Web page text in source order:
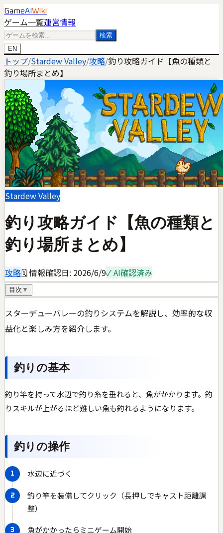
GameAI Wiki
ゲーム一覧運営情報
検索
EN
トップ/Stardew Valley/攻略/釣り攻略ガイド【魚の種類と
釣り場所まとめ】
Stardew Valley
釣り攻略ガイド【魚の種類と
釣り場所まとめ】
攻略🗓 情報確認日: 2026/6/9✓ AI確認済み
目次 ▼
スターデューバレーの釣りシステムを解説し、効率的な収
益化と楽しみ方を紹介します。
釣りの基本
釣り竿を持って水辺で釣り糸を垂れると、魚がかかります。釣
りスキルが上がるほど難しい魚も釣れるようになります。
釣りの操作
水辺に近づく
釣り竿を装備してクリック（長押しでキャスト距離調
整）
魚がかかったらミニゲーム開始